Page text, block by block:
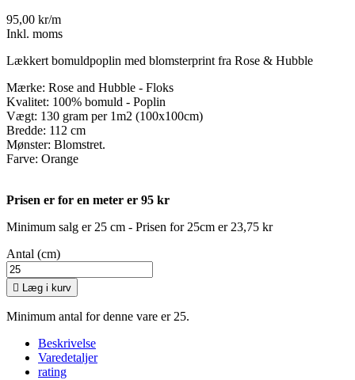
95,00 kr/m
Inkl. moms
Lækkert bomuldpoplin med blomsterprint fra Rose & Hubble
Mærke: Rose and Hubble - Floks
Kvalitet: 100% bomuld - Poplin
Vægt: 130 gram per 1m2 (100x100cm)
Bredde: 112 cm
Mønster: Blomstret.
Farve: Orange
Prisen er for en meter er 95 kr
Minimum salg er 25 cm - Prisen for 25cm er 23,75 kr
Antal (cm)
 Læg i kurv
Minimum antal for denne vare er 25.
Beskrivelse
Varedetaljer
rating